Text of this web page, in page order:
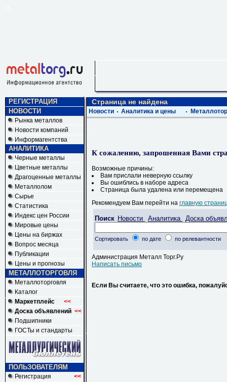
РЕГИСТРАЦИЯ
НОВОСТИ
Рынка металлов
Новости компаний
Информагентства
АНАЛИТИКА
Черные металлы
Цветные металлы
Драгоценные металлы
Металлолом
Сырье
Статистика
Индекс цен России
Мировые цены
Цены на биржах
Вопрос месяца
Публикации
Цены и прогнозы
МЕТАЛЛОТОРГОВЛЯ
Металлоторговля
Каталог
Маркетплейс
<<
Доска объявлений <<
Подшипники
ГОСТы и стандарты
ПОЛЬЗОВАТЕЛЯМ
Регистрация <<
Страница не найдена
Новости Аналитика и цены
К сожалению, запрошенная Вами
Возможные причины:
Вам прислали неверную ссылку
Вы ошиблись в наборе адреса
Страница была удалена или перемещена
Рекомендуем Вам перейти на главную
Поиск Новости Аналитика Доска
Сортировать по дате по релевантности
Администрация Металл Торг.Ру
Написать письмо
Если Вы считаете, что это ошибка,